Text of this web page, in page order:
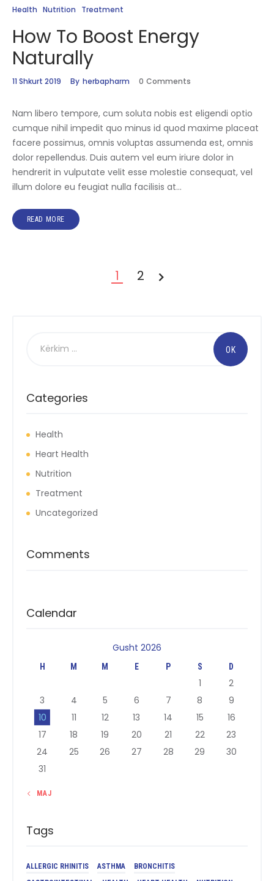
Health Nutrition Treatment
How To Boost Energy
Naturally
11 Shkurt 2019 By herbapharm 0 Comments
Nam libero tempore, cum soluta nobis est eligendi optio
cumque nihil impedit quo minus id quod maxime placeat
facere possimus, omnis voluptas assumenda est, omnis
dolor repellendus. Duis autem vel eum iriure dolor in
hendrerit in vulputate velit esse molestie consequat, vel
illum dolore eu feugiat nulla facilisis at…
READ MORE
PAGE
1 PAGE
2
për:
Categories
Health
Heart Health
Nutrition
Treatment
Uncategorized
Comments
Calendar
Gusht 2026
H M M E P S D
1
2
3
4 5 6 7 8
9
10
11 12 13 14 15
16
17
18 19 20 21 22
23
24
25 26 27 28 29
30
31
« MAJ
Tags
ALLERGIC RHINITIS ASTHMA
BRONCHITIS